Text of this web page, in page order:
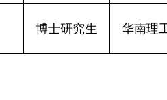
博士研究生 华南理